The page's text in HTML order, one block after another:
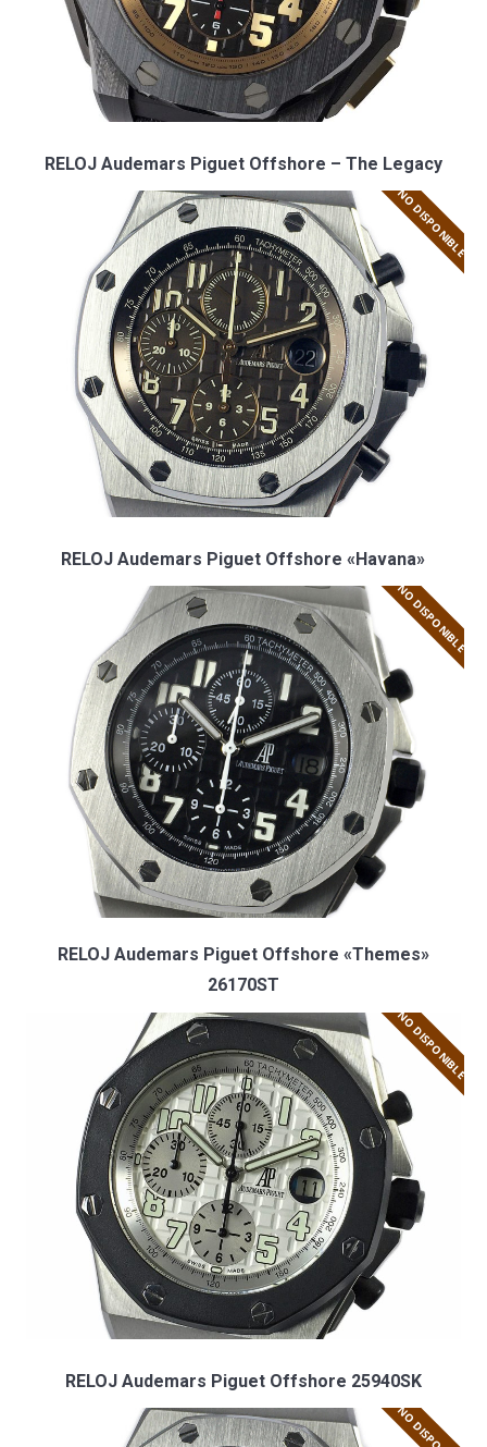
RELOJ Audemars Piguet Offshore – The Legacy
NO DISPONIBLE
RELOJ Audemars Piguet Offshore «Havana»
NO DISPONIBLE
RELOJ Audemars Piguet Offshore «Themes»
26170ST
NO DISPONIBLE
RELOJ Audemars Piguet Offshore 25940SK